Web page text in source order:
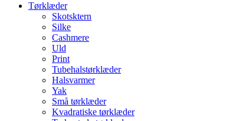
Tørklæder
Skotsktern
Silke
Cashmere
Uld
Print
Tubehalstørklæder
Halsvarmer
Yak
Små tørklæder
Kvadratiske tørklæder